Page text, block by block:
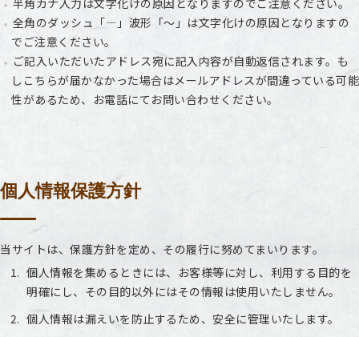
全角のダッシュ「―」波形「～」は文字化けの原因となりますの
でご注意ください。
ご記入いただいたアドレス宛に記入内容が自動返信されます。も
しこちらが届かなかった場合はメールアドレスが間違っている可能
性があるため、お電話にてお問い合わせください。
個人情報保護方針
当サイトは、保護方針を定め、その履行に努めてまいります。
個人情報を集めるときには、お客様等に対し、利用する目的を
明確にし、その目的以外にはその情報は使用いたしません。
個人情報は漏えいを防止するため、安全に管理いたします。